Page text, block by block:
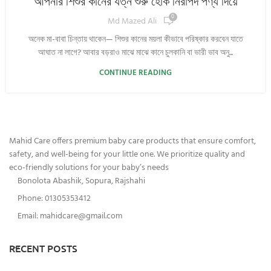
Md Mazed Ali 0
অনেক মা-বাবা চিন্তায় থাকেন— শিশুর কানের ময়লা কীভাবে পরিষ্কার করবেন যাতে
আঘাত না লাগে? আবার বড়রাও মাঝে মাঝে কানে চুলকানি বা ভারী ভাব অনু...
CONTINUE READING
Mahid Care offers premium baby care products that ensure comfort,
safety, and well-being for your little one. We prioritize quality and
eco-friendly solutions for your baby’s needs
Bonolota Abashik, Sopura, Rajshahi
Phone: 01305353412
Email:mahidcare@gmail.com
RECENT POSTS